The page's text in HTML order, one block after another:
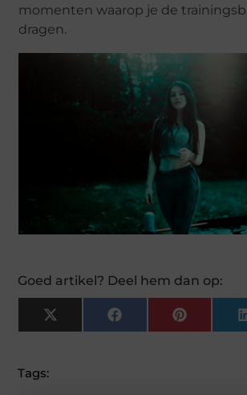
momenten waarop je de
dragen.
Goed artikel? Deel hem dan op:
X
(
F
A
P
I
Tags: